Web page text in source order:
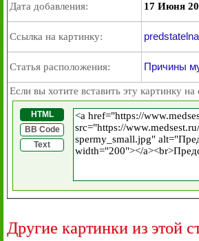
Дата добавления: 17 Июня
Ссылка на картинку:
Статья расположения: Причины
Если вы хотите вставить эту картинку
HTML
BB Code
Text
Другие картинки из этой